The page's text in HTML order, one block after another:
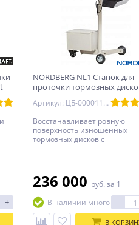
+
NORDBERG NL1 Станок для
проточки тормозных
Артикул: ЦБ-00001153
Восстанавливает ровную
поверхность изношенных
тормозных дисков с
позволяет убрать шумы,
вибрацию и биение.
Максимальная толщина
тормозного диска
236 000 руб. за 1
В наличии много
-
В